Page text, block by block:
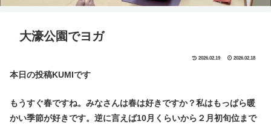
大濠公園でヨガ
2026.02.19 2026.02.18
本日の投稿KUMIです
もうすぐ春ですね。みなさんは春は好きですか？私はもっぱら暖
かい季節が好きです。逆に言えば10月くらいから２月初旬位まで